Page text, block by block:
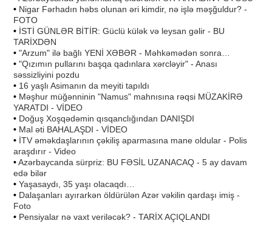
• Nigar Fərhadın həbs olunan əri kimdir, nə işlə məşğuldur? -
FOTO
• İSTİ GÜNLƏR BİTİR: Güclü külək və leysan gəlir - BU
TARİXDƏN
• "Arzum" ilə bağlı YENİ XƏBƏR - Məhkəmədən sonra…
• "Qızımın pullarını başqa qadınlara xərcləyir" - Anası
səssizliyini pozdu
• 16 yaşlı Asimanın da meyiti tapıldı
• Məşhur müğənninin "Namus" mahnısına rəqsi MÜZAKİRƏ
YARATDI - VİDEO
• Doğuş Xoşqədəmin qısqanclığından DANIŞDI
• Mal əti BAHALAŞDI - VİDEO
• İTV əməkdaşlarının çəkiliş aparmasına mane oldular - Polis
araşdırır - Video
•Azərbaycanda sürpriz: BU FƏSİL UZANACAQ - 5 ay davam
edə bilər
• Yaşasaydı, 35 yaşı olacaqdı…
• Dalaşanları ayırarkən öldürülən Azər vəkilin qardaşı imiş -
Foto
• Pensiyalar nə vaxt veriləcək? - TARİX AÇIQLANDI